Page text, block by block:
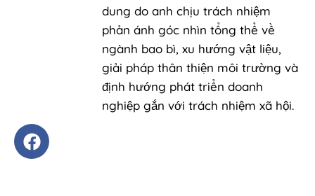
dung do anh chịu trách nhiệm
phản ánh góc nhìn tổng thể về
ngành bao bì, xu hướng vật liệu,
giải pháp thân thiện môi trường và
định hướng phát triển doanh
nghiệp gắn với trách nhiệm xã hội.